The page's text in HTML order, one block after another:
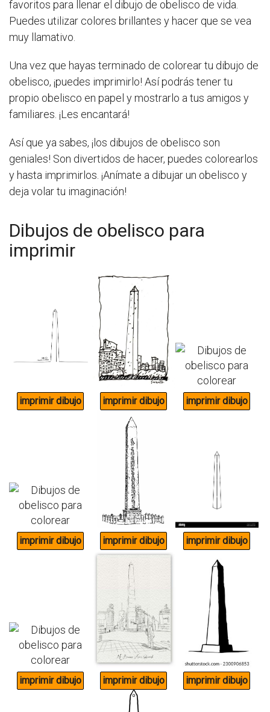
favoritos para llenar el dibujo de obelisco de vida.
Puedes utilizar colores brillantes y hacer que se vea
muy llamativo.
Una vez que hayas terminado de colorear tu dibujo de
obelisco, ¡puedes imprimirlo! Así podrás tener tu
propio obelisco en papel y mostrarlo a tus amigos y
familiares. ¡Les encantará!
Así que ya sabes, ¡los dibujos de obelisco son
geniales! Son divertidos de hacer, puedes colorearlos
y hasta imprimirlos. ¡Anímate a dibujar un obelisco y
deja volar tu imaginación!
Dibujos de obelisco para
imprimir